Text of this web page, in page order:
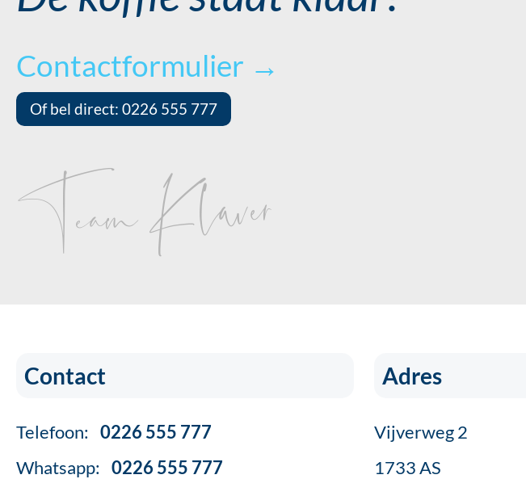
Contactformulier →
Of bel direct: 0226 555 777
Team Klaver
Contact
Telefoon: 0226 555 777
Whatsapp: 0226 555 777
Adres
Vijverweg 2
1733 AS